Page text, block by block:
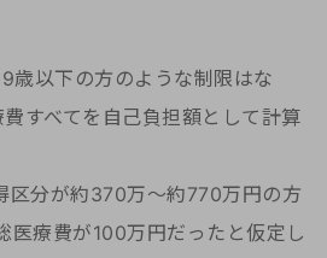
歳以下の方のような制限はな
すべてを自己負担額として計算
区分が約370万～約770万円の方
医療費が100万円だったと仮定し